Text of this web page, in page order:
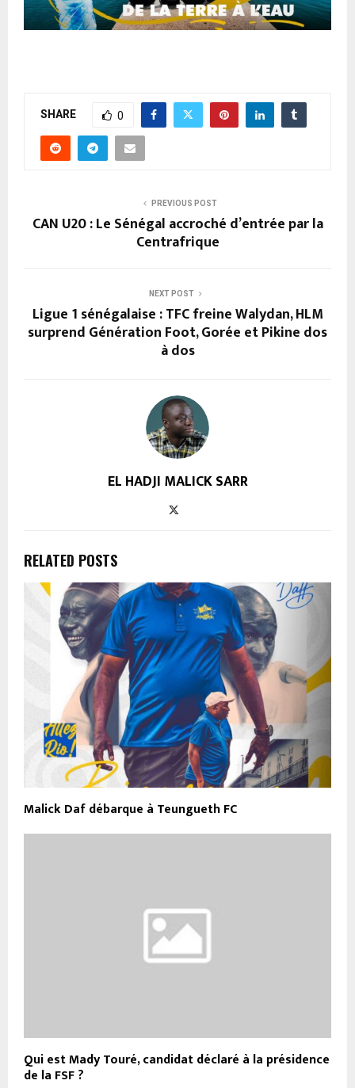
SHARE 0
PREVIOUS POST
CAN U20 : Le Sénégal accroché d’entrée par la
Centrafrique
NEXT POST
Ligue 1 sénégalaise : TFC freine Walydan, HLM
surprend Génération Foot, Gorée et Pikine dos
à dos
EL HADJI MALICK SARR
RELATED POSTS
Malick Daf débarque à Teungueth FC
Qui est Mady Touré, candidat déclaré à la présidence
de la FSF ?